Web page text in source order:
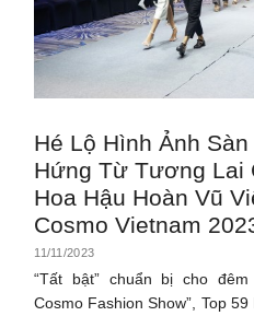
Hé Lộ Hình Ảnh
Hứng Từ Tương Lai
Hoa Hậu Hoàn Vũ
Cosmo Vietnam
11/11/2023
“Tất bật” chuẩn bị cho
Cosmo Fashion Show”, Top